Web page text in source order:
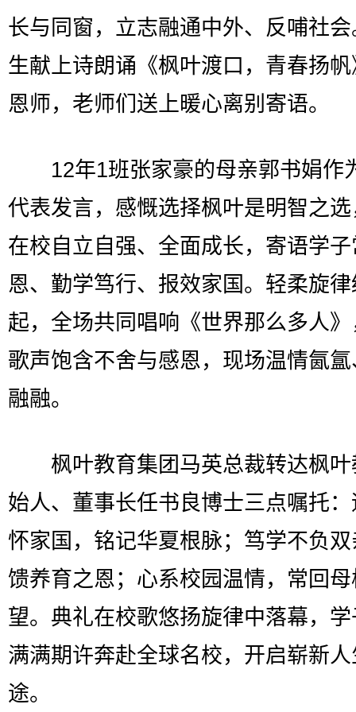
长与同窗，立志融通中外、反哺社
生献上诗朗诵《枫叶渡口，青春扬
恩师，老师们送上暖心离别寄语。
12年1班张家豪的母亲郭书娟作
代表发言，感慨选择枫叶是明智之
在校自立自强、全面成长，寄语学
恩、勤学笃行、报效家国。轻柔旋
起，全场共同唱响《世界那么多人
歌声饱含不舍与感恩，现场温情氤
融融。
枫叶教育集团马英总裁转达枫叶
始人、董事长任书良博士三点嘱托
怀家国，铭记华夏根脉；笃学不负
馈养育之恩；心系校园温情，常回
望。典礼在校歌悠扬旋律中落幕，
满满期许奔赴全球名校，开启崭新
途。